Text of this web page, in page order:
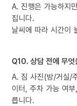
A. 진행은 가능하지
집니다.
날씨에 따라 시간이
Q10. 상담 전에 무
A. 짐 사진(방/거실/
이터, 주차 가능 여
릅니다.